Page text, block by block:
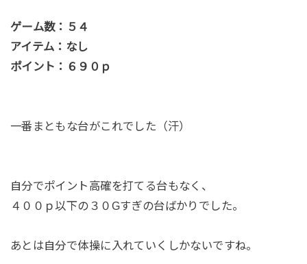
ゲーム数：５４
アイテム：なし
ポイント：６９０ｐ
一番まともな台がこれでした（汗）
自分でポイント高確を打てる台もなく、
４００ｐ以下の３０Gすぎの台ばかりでした。
あとは自分で体操に入れていくしかないですね。